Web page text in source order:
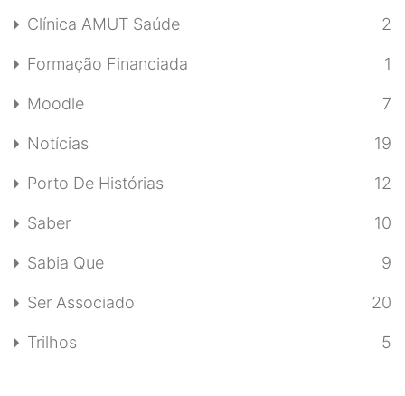
Clínica AMUT Saúde 2
Formação Financiada 1
Moodle 7
Notícias 19
Porto De Histórias 12
Saber 10
Sabia Que 9
Ser Associado 20
Trilhos 5